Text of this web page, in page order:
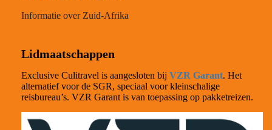
Informatie over Zuid-Afrika
Lidmaatschappen
Exclusive Culitravel is aangesloten bij VZR Garant. Het
alternatief voor de SGR, speciaal voor kleinschalige
reisbureau’s. VZR Garant is van toepassing op pakketreizen.